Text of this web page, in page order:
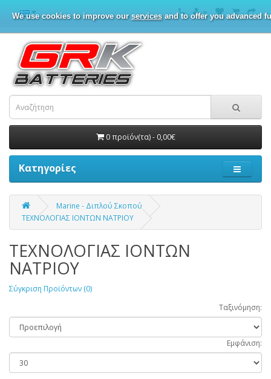
We use cookies to improve our servicesand to offer you advanced
0 προϊόν(τα) - 0,00€
Κατηγορίες
Marine - Διπλού Σκοπού
ΤΕΧΝΟΛΟΓΙΑΣ ΙΟΝΤΩΝ ΝΑΤΡΙΟΥ
ΤΕΧΝΟΛΟΓΙΑΣ ΙΟΝΤΩΝ
ΝΑΤΡΙΟΥ
Σύγκριση Προϊόντων (0)
Ταξινόμηση:
Εμφάνιση: